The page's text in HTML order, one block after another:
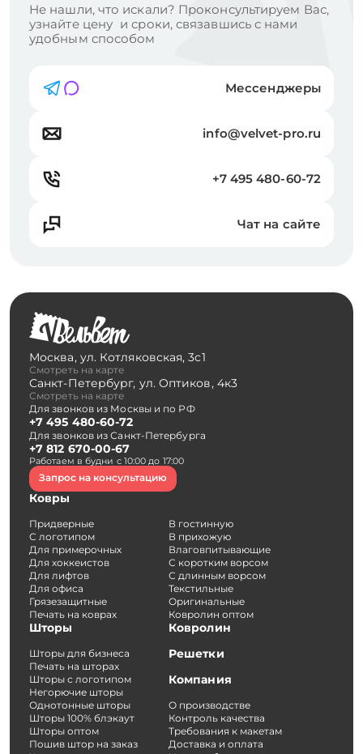
Не нашли, что искали? Проконсультируем Вас,
узнайте цену и сроки, связавшись с нами
удобным способом
Мессенджеры
info@velvet-pro.ru
+7 495 480-60-72
Чат на сайте
Москва, ул. Котляковская, 3с1
Смотреть на карте
Санкт-Петербург, ул. Оптиков, 4к3
Смотреть на карте
Для звонков из Москвы и по РФ
+7 495 480-60-72
Для звонков из Санкт-Петербурга
+7 812 670-00-67
Работаем в будни с 10:00 до 17:00
Запрос на консультацию
Ковры
Придверные
С логотипом
Для примерочных
Для хоккеистов
Для лифтов
Для офиса
Грязезащитные
Печать на коврах
В гостинную
В прихожую
Влаговпитывающие
С коротким ворсом
С длинным ворсом
Текстильные
Оригинальные
Ковролин оптом
Шторы
Шторы для бизнеса
Печать на шторах
Шторы с логотипом
Негорючие шторы
Однотонные шторы
Шторы 100% блэкаут
Шторы оптом
Пошив штор на заказ
Ковролин
Решетки
Компания
О производстве
Контроль качества
Требования к макетам
Доставка и оплата